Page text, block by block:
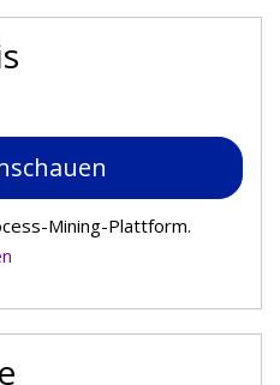
Mining-Plattform.